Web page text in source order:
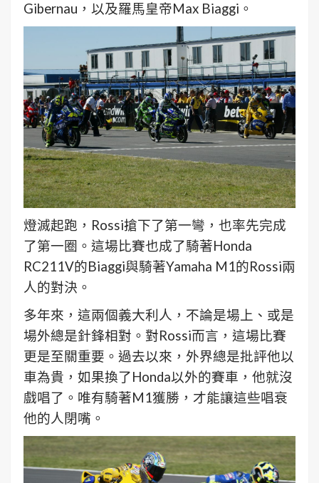
Gibernau，以及羅馬皇帝Max Biaggi。
燈滅起跑，Rossi搶下了第一彎，也率先完成
了第一圈。這場比賽也成了騎著Honda
RC211V的Biaggi與騎著Yamaha M1的Rossi兩
人的對決。
多年來，這兩個義大利人，不論是場上、或是
場外總是針鋒相對。對Rossi而言，這場比賽
更是至關重要。過去以來，外界總是批評他以
車為貴，如果換了Honda以外的賽車，他就沒
戲唱了。唯有騎著M1獲勝，才能讓這些唱衰
他的人閉嘴。